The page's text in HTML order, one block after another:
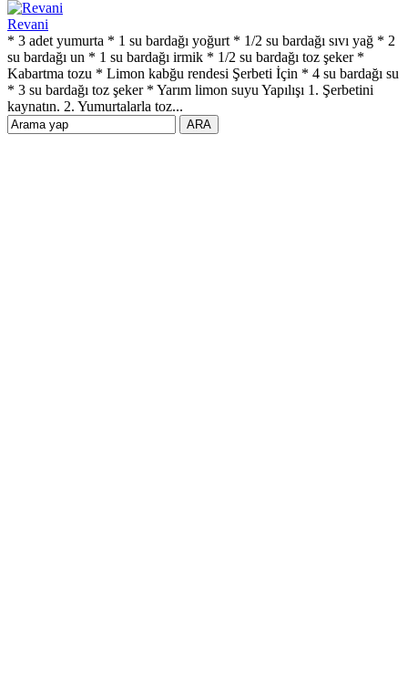
Revani
* 3 adet yumurta * 1 su bardağı yoğurt * 1/2 su bardağı sıvı yağ * 2
su bardağı un * 1 su bardağı irmik * 1/2 su bardağı toz şeker *
Kabartma tozu * Limon kabğu rendesi Şerbeti İçin * 4 su bardağı su
* 3 su bardağı toz şeker * Yarım limon suyu Yapılışı 1. Şerbetini
kaynatın. 2. Yumurtalarla toz...